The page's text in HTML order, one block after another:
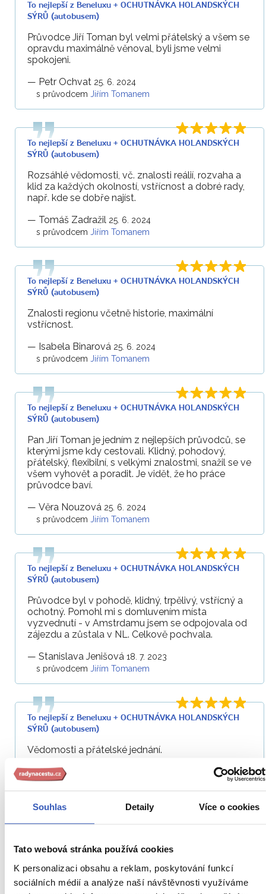
Souhlas Detaily Více o cookies
Tato webová stránka používá cookies
K personalizaci obsahu a reklam, poskytování funkcí
sociálních médií a analýze naší návštěvnosti využíváme
To nejlepší z Beneluxu + OCHUTNÁVKA HOLANDSKÝCH
SÝRŮ (autobusem)
Průvodce Jiří Toman byl velmi přátelský a všem se
opravdu maximálně věnoval, byli jsme velmi
spokojeni.
— Petr Ochvat 25. 6. 2024
s průvodcem Jiřím Tomanem
To nejlepší z Beneluxu + OCHUTNÁVKA HOLANDSKÝCH
SÝRŮ (autobusem)
Rozsáhlé vědomosti, vč. znalosti reálií, rozvaha a
klid za každých okolností, vstřícnost a dobré rady,
např. kde se dobře najíst.
— Tomáš Zadražil 25. 6. 2024
s průvodcem Jiřím Tomanem
To nejlepší z Beneluxu + OCHUTNÁVKA HOLANDSKÝCH
SÝRŮ (autobusem)
Znalosti regionu včetně historie, maximální
vstřícnost.
— Isabela Binarová 25. 6. 2024
s průvodcem Jiřím Tomanem
To nejlepší z Beneluxu + OCHUTNÁVKA HOLANDSKÝCH
SÝRŮ (autobusem)
Pan Jiří Toman je jedním z nejlepších průvodců, se
kterými jsme kdy cestovali. Klidný, pohodový,
přátelský, flexibilní, s velkými znalostmi, snažil se ve
všem vyhovět a poradit. Je vidět, že ho práce
průvodce baví.
— Věra Nouzová 25. 6. 2024
s průvodcem Jiřím Tomanem
To nejlepší z Beneluxu + OCHUTNÁVKA HOLANDSKÝCH
SÝRŮ (autobusem)
Průvodce byl v pohodě, klidný, trpělivý, vstřícný a
ochotný. Pomohl mi s domluvením místa
vyzvednutí - v Amstrdamu jsem se odpojovala od
zájezdu a zůstala v NL. Celkově pochvala.
— Stanislava Jenišová 18. 7. 2023
s průvodcem Jiřím Tomanem
To nejlepší z Beneluxu + OCHUTNÁVKA HOLANDSKÝCH
SÝRŮ (autobusem)
Vědomosti a přátelské jednání.
—Alena Kudělková
s průvodcem
SÝRŮ (autobusem)
Průvodce Jiří Toman byl odborně znalý, milý a
ochotný zodpovídat naše dotazy.